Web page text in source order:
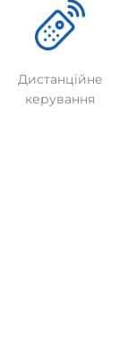
Дистанційне
керування